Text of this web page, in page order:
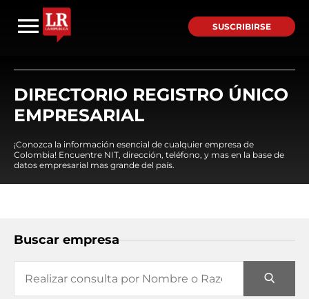
SUSCRIBIRSE
DIRECTORIO REGISTRO ÚNICO
EMPRESARIAL
¡Conozca la información esencial de cualquier empresa de
Colombia! Encuentre NIT, dirección, teléfono, y mas en la base de
datos empresarial mas grande del país.
Buscar empresa